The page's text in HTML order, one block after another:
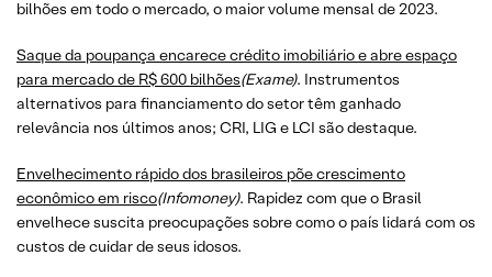
bilhões em todo o mercado, o maior volume mensal de 2023.
Saque da poupança encarece crédito imobiliário e abre espaço
para mercado de R$ 600 bilhões(Exame). Instrumentos
alternativos para financiamento do setor têm ganhado
relevância nos últimos anos; CRI, LIG e LCI são destaque.
Envelhecimento rápido dos brasileiros põe crescimento
econômico em risco(Infomoney). Rapidez com que o Brasil
envelhece suscita preocupações sobre como o país lidará com os
custos de cuidar de seus idosos.